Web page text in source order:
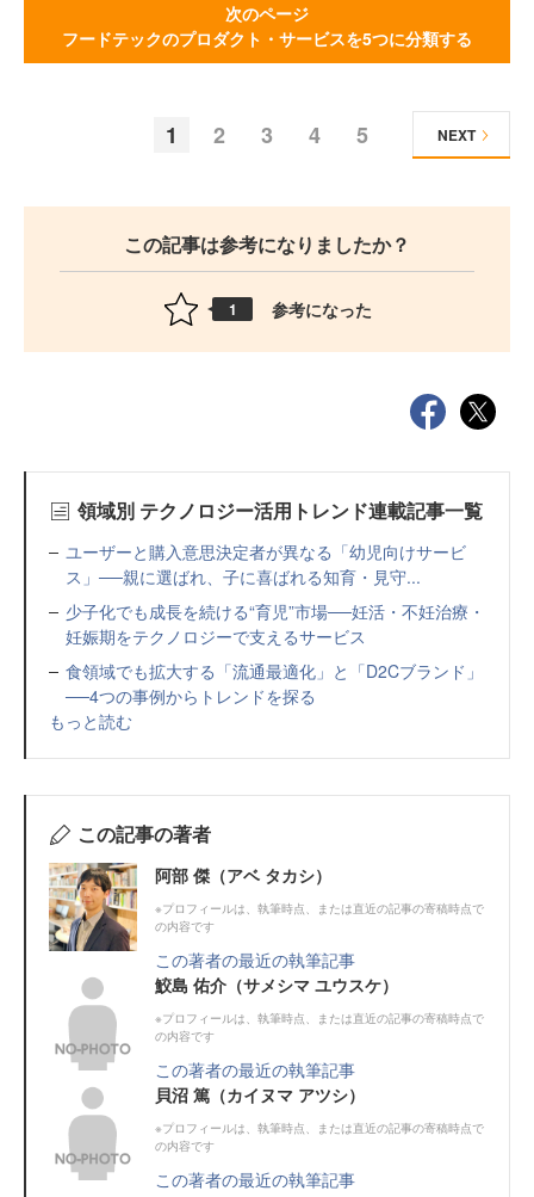
次のページ
フードテックのプロダクト・サービスを5つに分類する
1 2 3 4 5 NEXT
この記事は参考になりましたか？
1 参考になった
領域別 テクノロジー活用トレンド連載記事一覧
ユーザーと購入意思決定者が異なる「幼児向けサービ
ス」──親に選ばれ、子に喜ばれる知育・見守...
少子化でも成長を続ける“育児”市場──妊活・不妊治療・
妊娠期をテクノロジーで支えるサービス
食領域でも拡大する「流通最適化」と「D2Cブランド」
──4つの事例からトレンドを探る
もっと読む
この記事の著者
阿部 傑（アベ タカシ）
※プロフィールは、執筆時点、または直近の記事の寄稿時点で
の内容です
この著者の最近の執筆記事
鮫島 佑介（サメシマ ユウスケ）
※プロフィールは、執筆時点、または直近の記事の寄稿時点で
の内容です
この著者の最近の執筆記事
貝沼 篤（カイヌマ アツシ）
※プロフィールは、執筆時点、または直近の記事の寄稿時点で
の内容です
この著者の最近の執筆記事